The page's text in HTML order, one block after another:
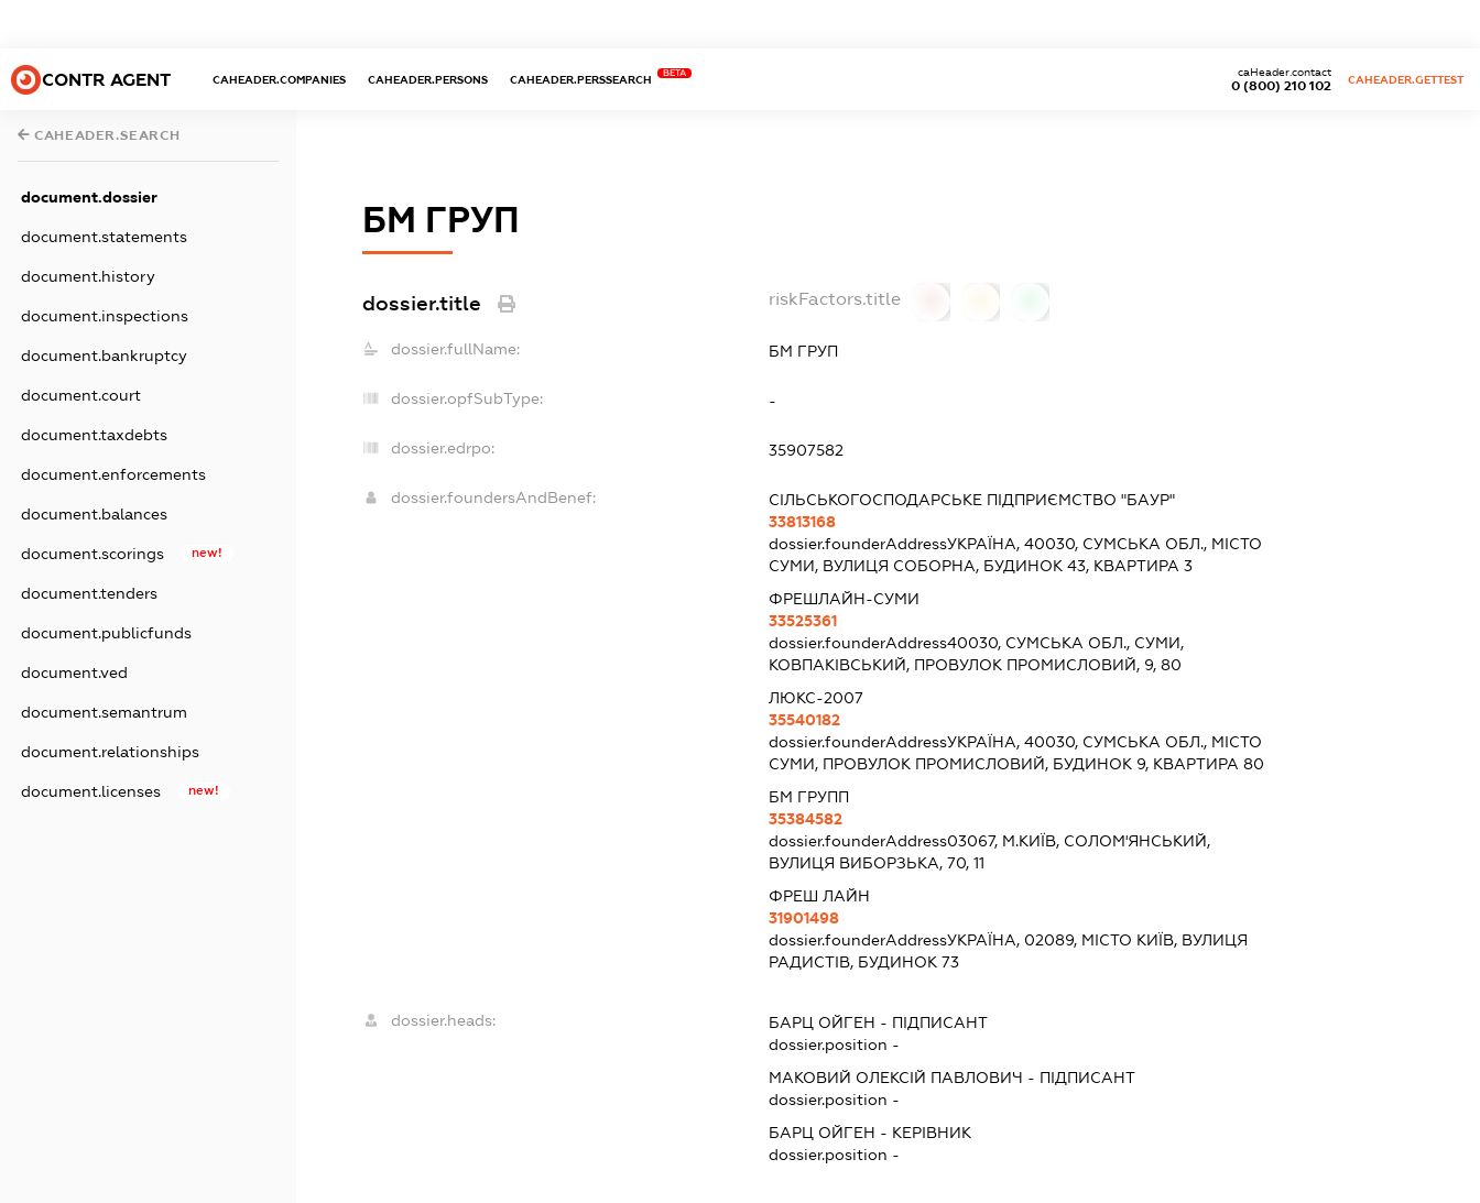
CONTR AGENT CAHEADER.COMPANIES CAHEADER.PERSONS CAHEADER.PERSSEARCH
BETA
0 (800) 210 102
caHeader.contact
CAHEADER.GETTEST
CAHEADER.SEARCH
document.dossier
document.statements
document.history
document.inspections
document.bankruptcy
document.court
document.taxdebts
document.enforcements
document.balances
document.scorings new!
document.tenders
document.publicfunds
document.ved
document.semantrum
document.relationships
document.licenses new!
БМ ГРУП
dossier.title riskFactors.title
dossier.fullName: БМ ГРУП
dossier.opfSubType: -
dossier.edrpo: 35907582
dossier.foundersAndBenef:
СІЛЬСЬКОГОСПОДАРСЬКЕ ПІДПРИЄМСТВО "БАУР"
33813168
dossier.founderAddressУКРАЇНА, 40030, СУМСЬКА ОБЛ., МІСТО
СУМИ, ВУЛИЦЯ СОБОРНА, БУДИНОК 43, КВАРТИРА 3
ФРЕШЛАЙН-СУМИ
33525361
dossier.founderAddress40030, СУМСЬКА ОБЛ., СУМИ,
КОВПАКІВСЬКИЙ, ПРОВУЛОК ПРОМИСЛОВИЙ, 9, 80
ЛЮКС-2007
35540182
dossier.founderAddressУКРАЇНА, 40030, СУМСЬКА ОБЛ., МІСТО
СУМИ, ПРОВУЛОК ПРОМИСЛОВИЙ, БУДИНОК 9, КВАРТИРА 80
БМ ГРУПП
35384582
dossier.founderAddress03067, М.КИЇВ, СОЛОМ'ЯНСЬКИЙ,
ВУЛИЦЯ ВИБОРЗЬКА, 70, 11
ФРЕШ ЛАЙН
31901498
dossier.founderAddressУКРАЇНА, 02089, МІСТО КИЇВ, ВУЛИЦЯ
РАДИСТІВ, БУДИНОК 73
dossier.heads: БАРЦ ОЙГЕН - ПІДПИСАНТ
dossier.position -
МАКОВИЙ ОЛЕКСІЙ ПАВЛОВИЧ - ПІДПИСАНТ
dossier.position -
БАРЦ ОЙГЕН - КЕРІВНИК
dossier.position -